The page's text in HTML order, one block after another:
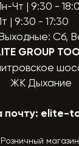
Чт | 9:30 -
| 9:30 - 17:30
Сб,
GROUP
ЖК Дыхание
почту: elite-
Розничный